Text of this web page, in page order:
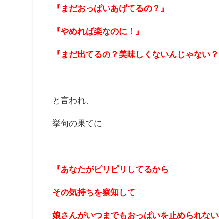
『まだおっぱいあげてるの？』
『やめれば楽なのに！』
『まだ出てるの？美味しくないんじゃない？
と言われ、
挙句の果てに
『あなたがピリピリしてるから
その気持ちを察知して
娘さんがいつまでもおっぱいを止められない